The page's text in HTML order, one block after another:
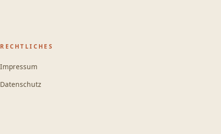
RECHTLICHES
Impressum
Datenschutz